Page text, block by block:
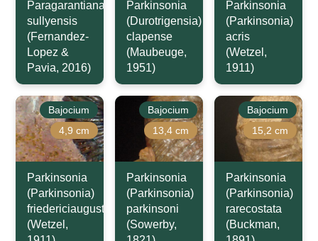
Paragarantiana
sullyensis
(Fernandez-
Lopez &
Pavia, 2016)
Parkinsonia
(Durotrigensia)
clapense
(Maubeuge,
1951)
Parkinsonia
(Parkinsonia)
acris
(Wetzel,
1911)
Bajocium
4,9 cm
Parkinsonia
(Parkinsonia)
friedericiaugusti
(Wetzel,
Bajocium
13,4 cm
Parkinsonia
(Parkinsonia)
parkinsoni
(Sowerby,
Bajocium
15,2 cm
Parkinsonia
(Parkinsonia)
rarecostata
(Buckman,